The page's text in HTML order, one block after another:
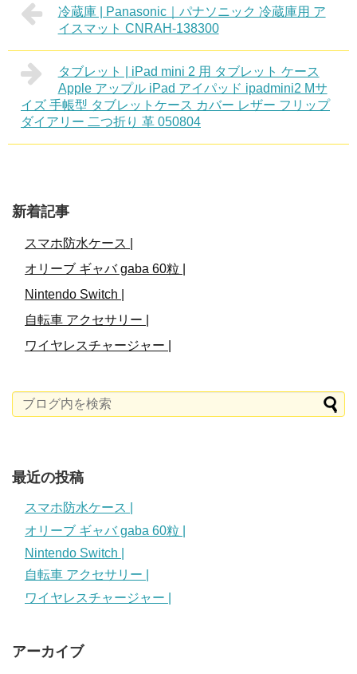
冷蔵庫 | Panasonic｜パナソニック 冷蔵庫用 ア
イスマット CNRAH-138300
タブレット | iPad mini 2 用 タブレット ケース
Apple アップル iPad アイパッド ipadmini2 Mサ
イズ 手帳型 タブレットケース カバー レザー フリップ
ダイアリー 二つ折り 革 050804
新着記事
スマホ防水ケース |
オリーブ ギャバ gaba 60粒 |
Nintendo Switch |
自転車 アクセサリー |
ワイヤレスチャージャー |
最近の投稿
スマホ防水ケース |
オリーブ ギャバ gaba 60粒 |
Nintendo Switch |
自転車 アクセサリー |
ワイヤレスチャージャー |
アーカイブ